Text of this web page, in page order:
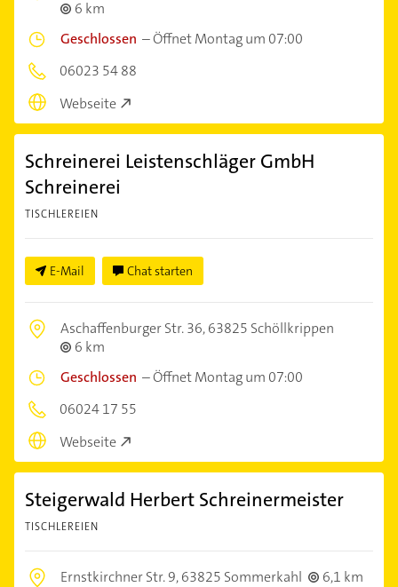
6 km
Geschlossen –Öffnet Montag um 07:00
06023 54 88
Webseite
Schreinerei Leistenschläger GmbH
Schreinerei
TISCHLEREIEN
E-Mail Chat starten
Aschaffenburger Str. 36,63825 Schöllkrippen
6 km
Geschlossen –Öffnet Montag um 07:00
06024 17 55
Webseite
Steigerwald Herbert Schreinermeister
TISCHLEREIEN
Ernstkirchner Str. 9,63825 Sommerkahl 6,1 km